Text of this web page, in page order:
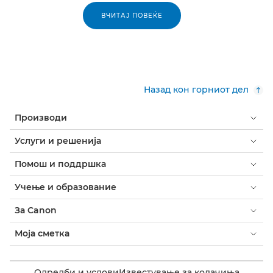
ВЧИТАЈ ПОВЕЌЕ
Назад кон горниот дел
Производи
Услуги и решенија
Помош и поддршка
Учење и образование
За Canon
Моја сметка